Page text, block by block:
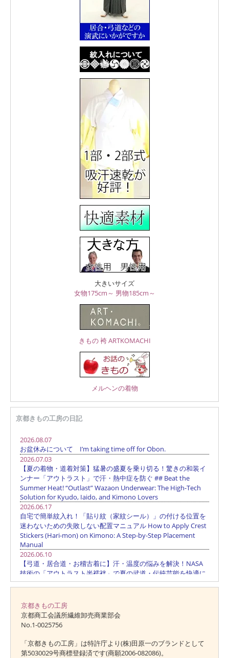
大きいサイズ
女物175cm～ 男物185cm～
きもの 袴 ARTKOMACHI
メルヘンの着物
京都きもの工房の日記
京都きもの工房
京都商工会議所繊維卸売商業部会
No.1-0025756
「京都きもの工房」は特許庁より(株)田原一のブランドとして
第5030029号商標登録済です(商願2006-082086)。